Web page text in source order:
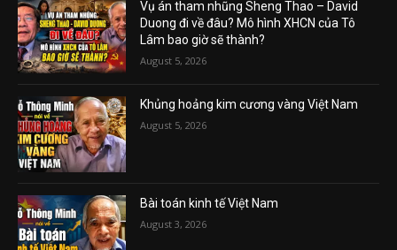
Vụ án tham nhũng Sheng Thao – David
Duong đi về đâu? Mô hình XHCN của Tô
Lâm bao giờ sẽ thành?
August 5, 2026
Khủng hoảng kim cương vàng Việt Nam
August 5, 2026
Bài toán kinh tế Việt Nam
August 3, 2026